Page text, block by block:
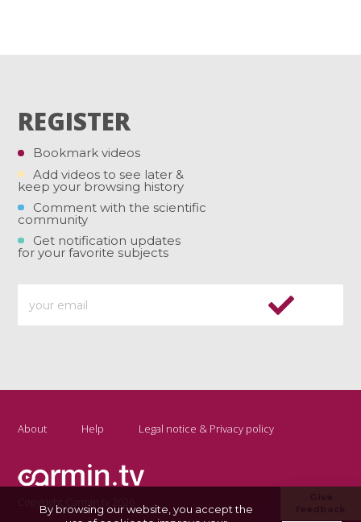
REGISTER
Bookmark videos
Add videos to see later &
keep your browsing history
Comment with the scientific
community
Get notification updates
for your favorite subjects
About Help Legal notice & Privacy policy
Copyright Carmin.tv 2026
By browsing our website, you accept the